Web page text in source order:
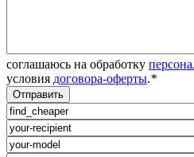
соглашаюсь на обработку
условия договора-оферты.*